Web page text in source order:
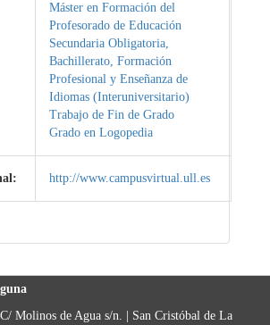
Máster en Formación del
Profesorado de Educación
Secundaria Obligatoria,
Bachillerato, Formación
Profesional y Enseñanza de
Idiomas (Interuniversitario)
Trabajo de Fin de Grado
Grado en Logopedia
http://www.campusvirtual.ull.es
Molinos de Agua s/n. | San Cristóbal de La